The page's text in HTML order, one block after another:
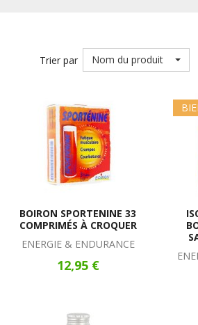
Trier par Nom du produit
BOIRON SPORTENINE 33
COMPRIMÉS À CROQUER
ENERGIE & ENDURANCE
12,95 €